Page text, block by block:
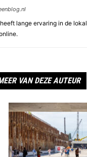
lange ervaring in de
VAN DEZE AUTEUR